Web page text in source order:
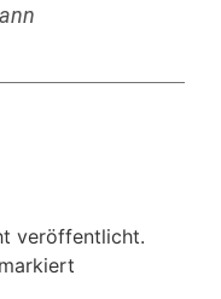
veröffentlicht.
markiert